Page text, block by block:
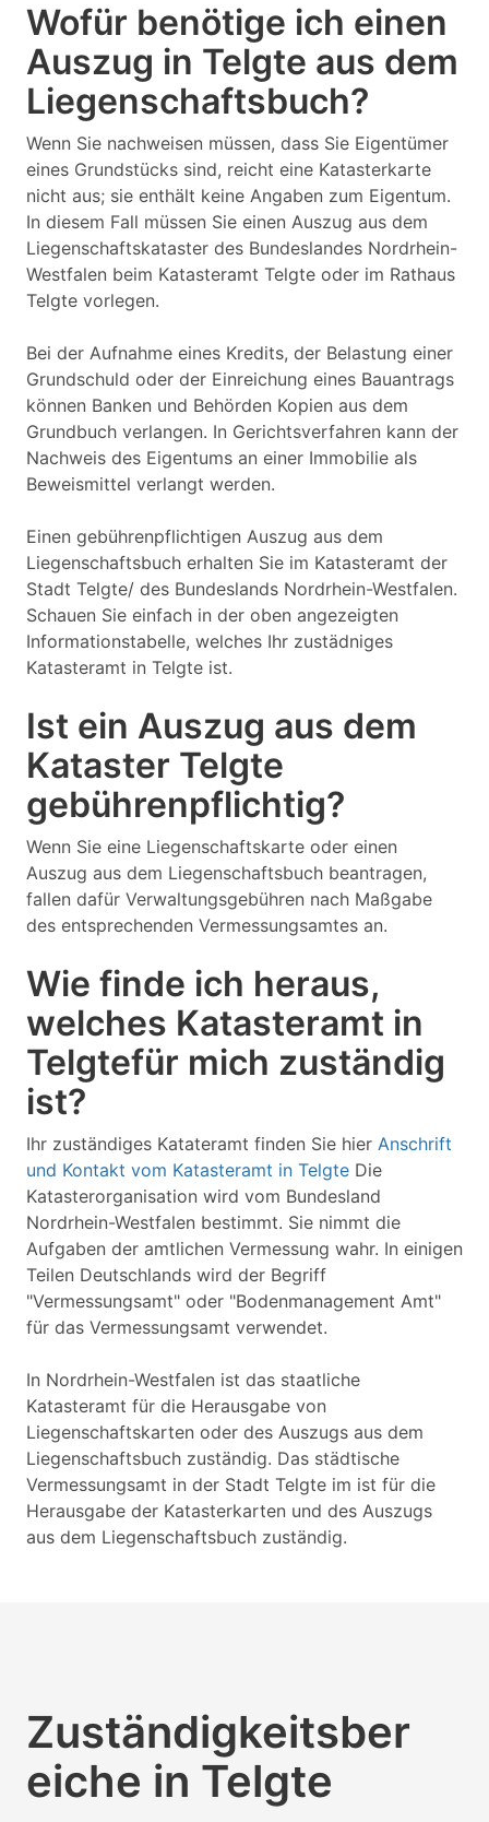
Wofür benötige ich einen
Auszug in Telgte aus dem
Liegenschaftsbuch?
Wenn Sie nachweisen müssen, dass Sie Eigentümer
eines Grundstücks sind, reicht eine Katasterkarte
nicht aus; sie enthält keine Angaben zum Eigentum.
In diesem Fall müssen Sie einen Auszug aus dem
Liegenschaftskataster des Bundeslandes Nordrhein-
Westfalen beim Katasteramt Telgte oder im Rathaus
Telgte vorlegen.
Bei der Aufnahme eines Kredits, der Belastung einer
Grundschuld oder der Einreichung eines Bauantrags
können Banken und Behörden Kopien aus dem
Grundbuch verlangen. In Gerichtsverfahren kann der
Nachweis des Eigentums an einer Immobilie als
Beweismittel verlangt werden.
Einen gebührenpflichtigen Auszug aus dem
Liegenschaftsbuch erhalten Sie im Katasteramt der
Stadt Telgte/ des Bundeslands Nordrhein-Westfalen.
Schauen Sie einfach in der oben angezeigten
Informationstabelle, welches Ihr zustädniges
Katasteramt in Telgte ist.
Ist ein Auszug aus dem
Kataster Telgte
gebührenpflichtig?
Wenn Sie eine Liegenschaftskarte oder einen
Auszug aus dem Liegenschaftsbuch beantragen,
fallen dafür Verwaltungsgebühren nach Maßgabe
des entsprechenden Vermessungsamtes an.
Wie finde ich heraus,
welches Katasteramt in
Telgtefür mich zuständig
ist?
Ihr zuständiges Katateramt finden Sie hier Anschrift
und Kontakt vom Katasteramt in Telgte Die
Katasterorganisation wird vom Bundesland
Nordrhein-Westfalen bestimmt. Sie nimmt die
Aufgaben der amtlichen Vermessung wahr. In einigen
Teilen Deutschlands wird der Begriff
"Vermessungsamt" oder "Bodenmanagement Amt"
für das Vermessungsamt verwendet.
In Nordrhein-Westfalen ist das staatliche
Katasteramt für die Herausgabe von
Liegenschaftskarten oder des Auszugs aus dem
Liegenschaftsbuch zuständig. Das städtische
Vermessungsamt in der Stadt Telgte im ist für die
Herausgabe der Katasterkarten und des Auszugs
aus dem Liegenschaftsbuch zuständig.
Zuständigkeitsber
eiche in Telgte